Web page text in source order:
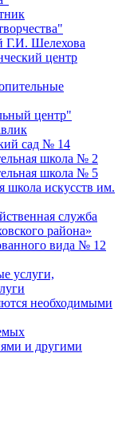
Г.И. Шелехова
центр
центр"
сад № 14
школа № 2
школа № 5
искусств им.
служба
района»
вида № 12
услуги,
необходимыми
и другими